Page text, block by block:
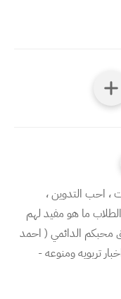
، احب التدوين ،
ما هو مفيد لهم
محبكم الدائمي ( احمد
تربويه ومنوعه -